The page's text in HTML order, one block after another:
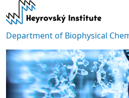
Skip to main content
Department of Biophysical